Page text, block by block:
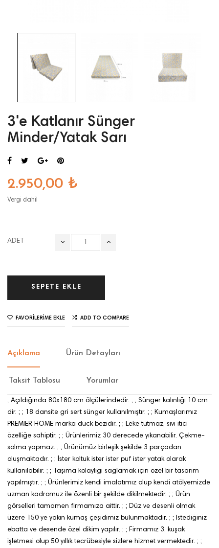
3'e Katlanır Sünger
Minder/Yatak Sarı
2.950,00 ₺
Vergi dahil
ADET
SEPETE EKLE
FAVORILERIME EKLE ADD TO COMPARE
Açıklama Ürün Detayları
Taksit Tablosu Yorumlar
; Açıldığında 80x180 cm ölçülerindedir. ; ; Sünger kalınlığı 10 cm
dir. ; ; 18 dansite gri sert sünger kullanılmıştır. ; ; Kumaşlarımız
PREMIER HOME marka duck bezidir. ; ; Leke tutmaz, sıvı itici
özelliğe sahiptir. ; ; Ürünlerimiz 30 derecede yıkanabilir. Çekme-
solma yapmaz. ; ; Ürünümüz birleşik şekilde 3 parçadan
oluşmaktadır. ; ; İster koltuk ister ister puf ister yatak olarak
kullanılabilir. ; ; Taşıma kolaylığı sağlamak için özel bir tasarım
yapılmıştır. ; ; Ürünlerimiz kendi imalatımız olup kendi atölyemizde
uzman kadromuz ile özenli bir şekilde dikilmektedir. ; ; Ürün
görselleri tamamen firmamıza aittir. ; ; Düz ve desenli olmak
üzere 150 ye yakın kumaş çeşidimiz bulunmaktadır. ; ; İstediğiniz
ebatta ve desende özel dikim yapılır. ; ; Firmamız 3. kuşak
işletmesi olup 50 yıllık tecrübesiyle sizlere hizmet vermektedir. ; ;